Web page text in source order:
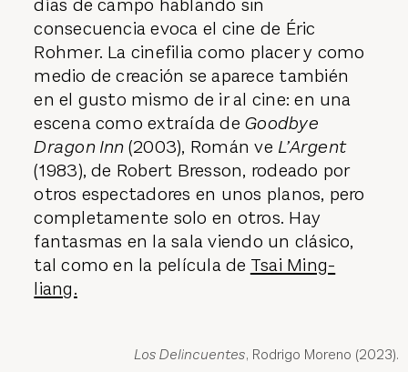
días de campo hablando sin
consecuencia evoca el cine de Éric
Rohmer. La cinefilia como placer y como
medio de creación se aparece también
en el gusto mismo de ir al cine: en una
escena como extraída deGoodbye
Dragon Inn(2003), Román ve L’Argent
(1983), de Robert Bresson, rodeado por
otros espectadores en unos planos, pero
completamente solo en otros. Hay
fantasmas en la sala viendo un clásico,
tal como en la película de Tsai Ming-
liang.
Los Delincuentes, Rodrigo Moreno (2023).